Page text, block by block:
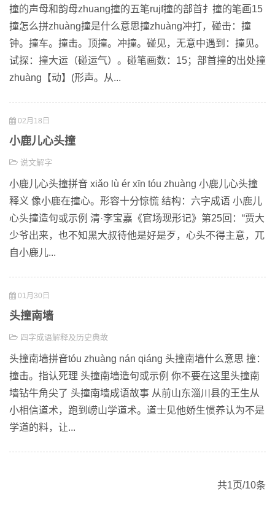
撞的声母和韵母zhuang撞的五笔rujf撞的部首扌撞的笔画15
撞怎么拼zhuàng撞是什么意思撞zhuàng冲打，碰击：撞
钟。撞车。撞击。顶撞。冲撞。碰见，无意中遇到：撞见。
试探：撞大运（碰运气）。碰笔画数：15；部首撞的出处撞
zhuàng【动】(形声。从...
02月18日
小鹿儿心头撞
说文解字
小鹿儿心头撞拼音 xiǎo lù ér xīn tóu zhuàng 小鹿儿心头撞
释义 像小鹿在撞心。形容十分惊慌 结构：六字成语 小鹿儿
心头撞造句或示例 清·李宝嘉《官场现形记》第25回：“贾大
少爷出来，也不知黑大叔待他是好是歹，心头不得主意，兀
自小鹿儿...
01月30日
头撞南墙
四字成语解释及历史典故
头撞南墙拼音tóu zhuàng nán qiáng 头撞南墙什么意思 撞：
撞击。指认死理 头撞南墙造句或示例 你不要在这里头撞南
墙钻牛角尖了 头撞南墙成语故事 从前山东淄川县的王生从
小相信道术，跑到崂山学道术。道士见他娇生惯养认为不是
学道的料，让...
共1页/10条